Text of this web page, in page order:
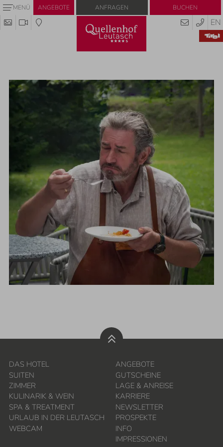
MENÜ ANGEBOTE Buchen
Anfragen
EN
DAS HOTEL
SUITEN
ZIMMER
KULINARIK & WEIN
SPA & TREATMENT
URLAUB IN DER LEUTASCH
WEBCAM
ANGEBOTE
GUTSCHEINE
LAGE & ANREISE
KARRIERE
NEWSLETTER
PROSPEKTE
INFO
IMPRESSIONEN